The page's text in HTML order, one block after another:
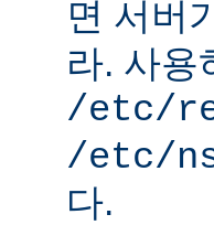
면 서버
라. 사용
/etc/
/etc/
다.